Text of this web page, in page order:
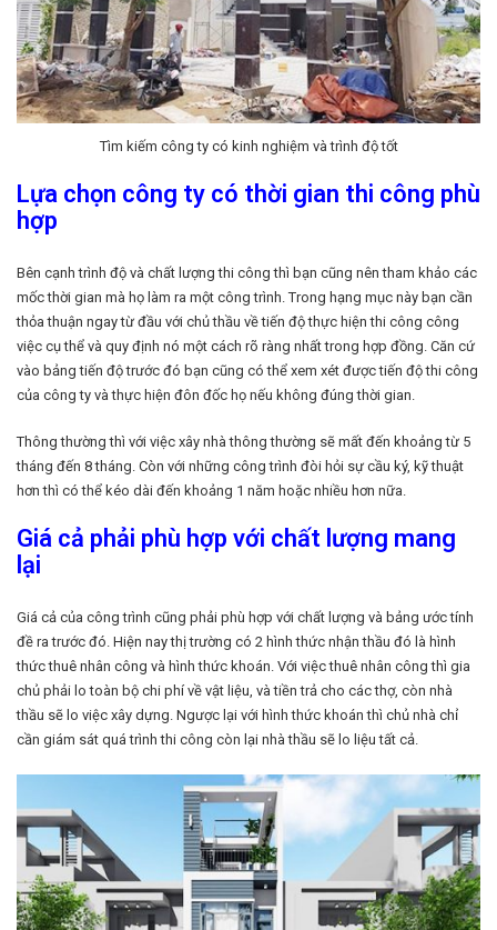
Tìm kiếm công ty có kinh nghiệm và trình độ tốt
Lựa chọn công ty có thời gian thi công phù
hợp
Bên cạnh trình độ và chất lượng thi công thì bạn cũng nên tham khảo các
mốc thời gian mà họ làm ra một công trình. Trong hạng mục này bạn cần
thỏa thuận ngay từ đầu với chủ thầu về tiến độ thực hiện thi công công
việc cụ thể và quy định nó một cách rõ ràng nhất trong hợp đồng. Căn cứ
vào bảng tiến độ trước đó bạn cũng có thể xem xét được tiến độ thi công
của công ty và thực hiện đôn đốc họ nếu không đúng thời gian.
Thông thường thì với việc xây nhà thông thường sẽ mất đến khoảng từ 5
tháng đến 8 tháng. Còn với những công trình đòi hỏi sự cầu ký, kỹ thuật
hơn thì có thể kéo dài đến khoảng 1 năm hoặc nhiều hơn nữa.
Giá cả phải phù hợp với chất lượng mang
lại
Giá cả của công trình cũng phải phù hợp với chất lượng và bảng ước tính
đề ra trước đó. Hiện nay thị trường có 2 hình thức nhận thầu đó là hình
thức thuê nhân công và hình thức khoán. Với việc thuê nhân công thì gia
chủ phải lo toàn bộ chi phí về vật liệu, và tiền trả cho các thợ, còn nhà
thầu sẽ lo việc xây dựng. Ngược lại với hình thức khoán thì chủ nhà chỉ
cần giám sát quá trình thi công còn lại nhà thầu sẽ lo liệu tất cả.